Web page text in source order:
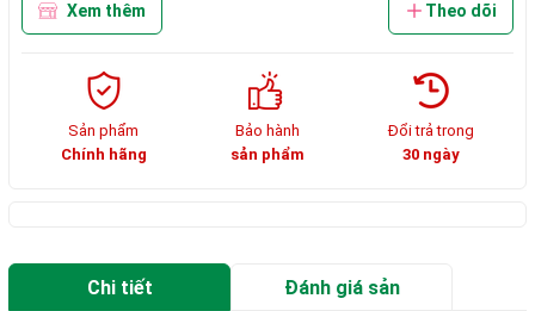
Xem thêm Theo dõi
Sản phẩm
Chính hãng
Bảo hành
sản phẩm
Đổi trả trong
30 ngày
Chi tiết Đánh giá sản